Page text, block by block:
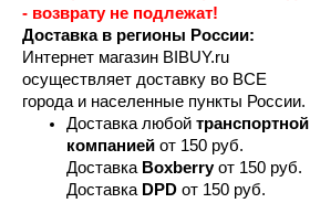
- возврату не подлежат!
Доставка в регионы России:
Интернет магазин BIBUY.ru
осуществляет доставку во ВСЕ
города и населенные пункты России.
Доставка любой транспортной
компанией от 150 руб.
Доставка Boxberry от 150 руб.
Доставка DPD от 150 руб.